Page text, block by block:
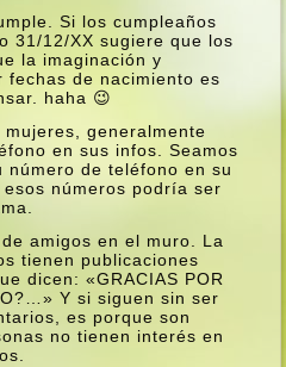
Si los cumpleaños
31/12/XX sugiere que los
la imaginación y
de nacimiento es
haha 😉
generalmente
en sus infos. Seamos
número de teléfono en su
números podrí­a ser
amigos en el muro. La
tienen publicaciones
dicen: «GRACIAS POR
Y si siguen sin ser
es porque son
no tienen interés en